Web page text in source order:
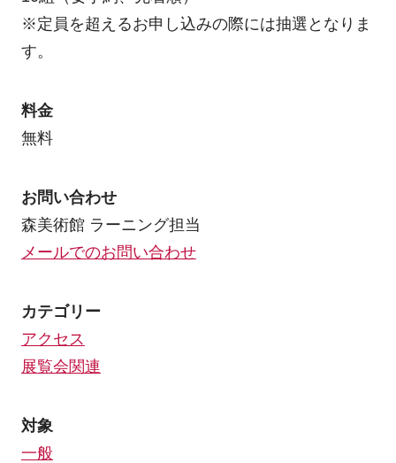
※定員を超えるお申し込みの際には抽選となりま
す。
料金
無料
お問い合わせ
森美術館 ラーニング担当
メールでのお問い合わせ
カテゴリー
アクセス
展覧会関連
対象
一般